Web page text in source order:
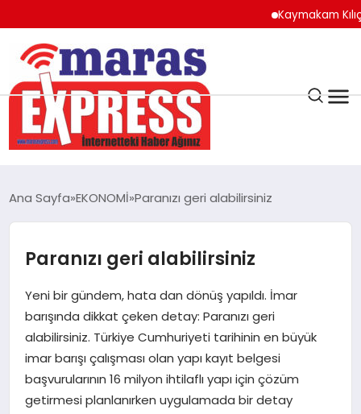
Kaymakam
K.MARAŞ
AFŞİN
ÇAĞLAYANCERİT
BİZE ULAŞIN
GÖKSUN
Ana Sayfa EKONOMİ Paranızı geri alabilirsiniz
Paranızı geri alabilirsiniz
Yeni bir gündem, hata dan dönüş yapıldı. İmar
barışında dikkat çeken detay: Paranızı geri
alabilirsiniz. Türkiye Cumhuriyeti tarihinin en büyük
imar barışı çalışması olan yapı kayıt belgesi
başvurularının 16 milyon ihtilaflı yapı için çözüm
getirmesi planlanırken uygulamada bir detay